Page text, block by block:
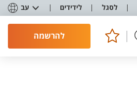
לסגל לידידים עב
להרשמה